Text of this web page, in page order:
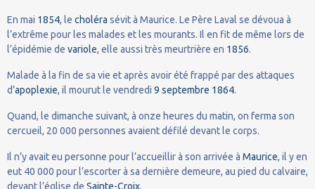
En mai 1854, le choléra sévit à Maurice. Le Père Laval se dévoua à
l’extrême pour les malades et les mourants. Il en fit de même lors de
l’épidémie de variole, elle aussi très meurtrière en 1856.
Malade à la fin de sa vie et après avoir été frappé par des attaques
d’apoplexie, il mourut le vendredi 9 septembre 1864.
Quand, le dimanche suivant, à onze heures du matin, on ferma son
cercueil, 20 000 personnes avaient défilé devant le corps.
Il n’y avait eu personne pour l’accueillir à son arrivée à Maurice, il y en
eut 40 000 pour l’escorter à sa dernière demeure, au pied du calvaire,
devant l’église de Sainte-Croix.